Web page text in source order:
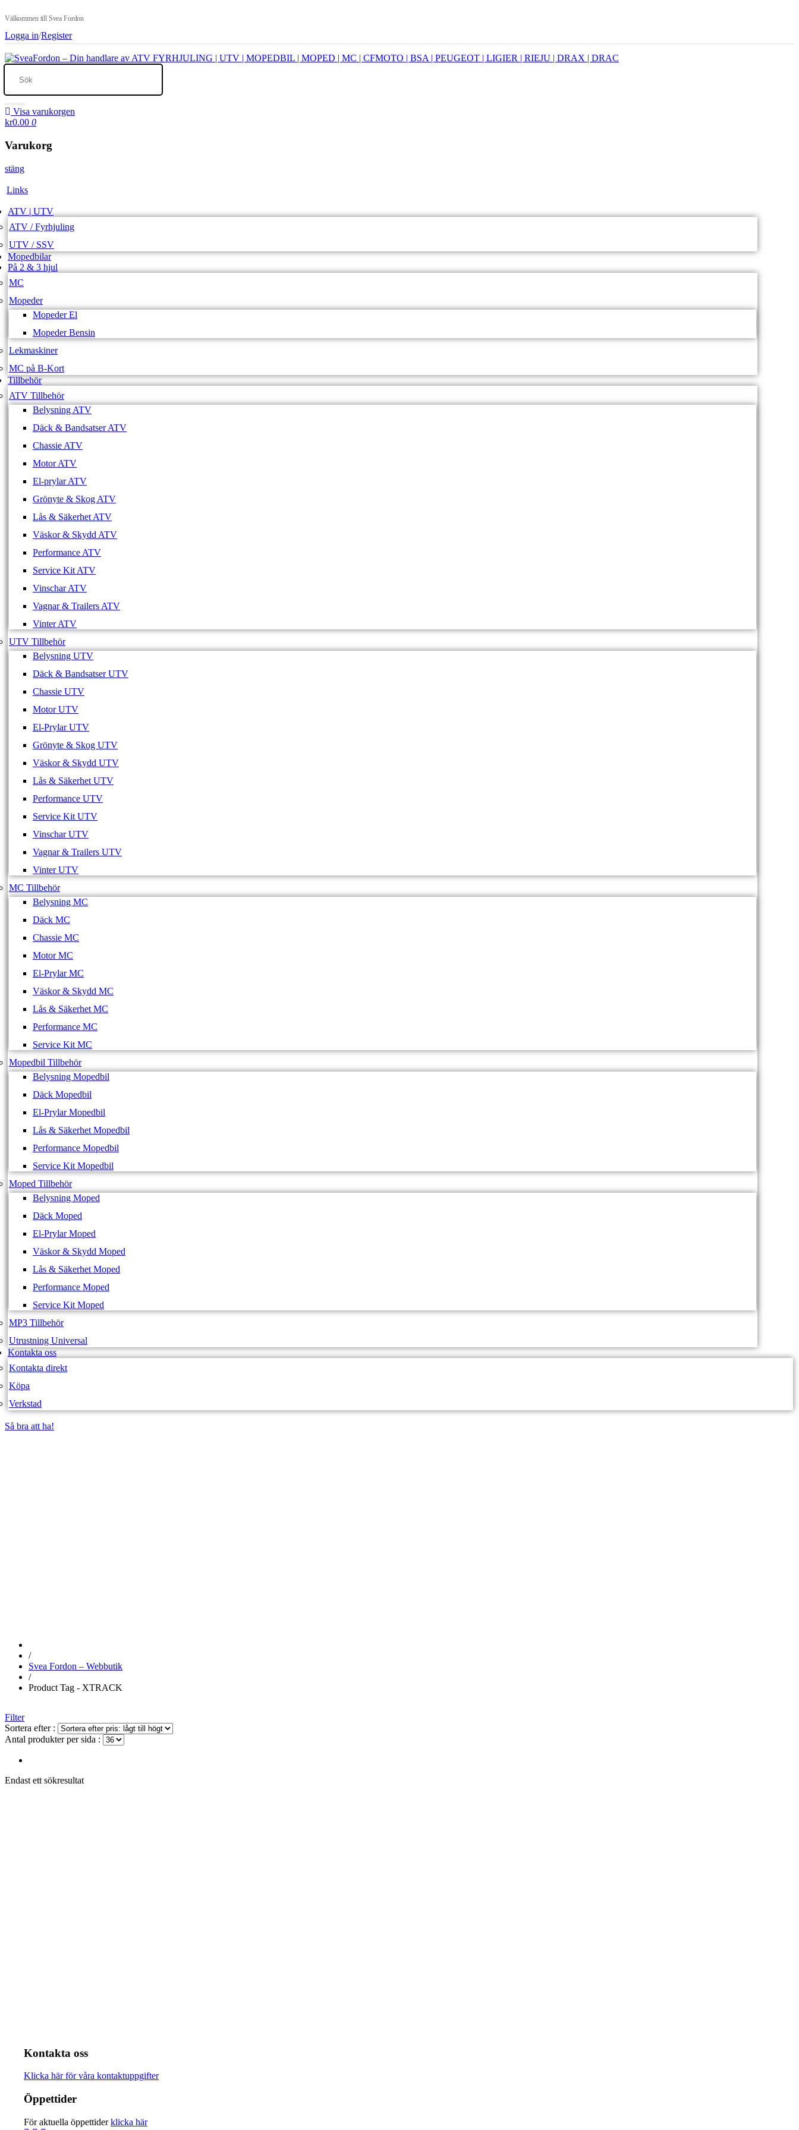
Välkommen till Svea Fordon
Logga in/Register
Visa varukorgen
kr0.00 0
Varukorg
stäng
Links
ATV | UTV
ATV / Fyrhjuling
UTV / SSV
Mopedbilar
På 2 & 3 hjul
MC
Mopeder
Mopeder El
Mopeder Bensin
Lekmaskiner
MC på B-Kort
Tillbehör
ATV Tillbehör
Belysning ATV
Däck & Bandsatser ATV
Chassie ATV
Motor ATV
El-prylar ATV
Grönyte & Skog ATV
Lås & Säkerhet ATV
Väskor & Skydd ATV
Performance ATV
Service Kit ATV
Vinschar ATV
Vagnar & Trailers ATV
Vinter ATV
UTV Tillbehör
Belysning UTV
Däck & Bandsatser UTV
Chassie UTV
Motor UTV
El-Prylar UTV
Grönyte & Skog UTV
Väskor & Skydd UTV
Lås & Säkerhet UTV
Performance UTV
Service Kit UTV
Vinschar UTV
Vagnar & Trailers UTV
Vinter UTV
MC Tillbehör
Belysning MC
Däck MC
Chassie MC
Motor MC
El-Prylar MC
Väskor & Skydd MC
Lås & Säkerhet MC
Performance MC
Service Kit MC
Mopedbil Tillbehör
Belysning Mopedbil
Däck Mopedbil
El-Prylar Mopedbil
Lås & Säkerhet Mopedbil
Performance Mopedbil
Service Kit Mopedbil
Moped Tillbehör
Belysning Moped
Däck Moped
El-Prylar Moped
Väskor & Skydd Moped
Lås & Säkerhet Moped
Performance Moped
Service Kit Moped
MP3 Tillbehör
Utrustning Universal
Kontakta oss
Kontakta direkt
Köpa
Verkstad
Så bra att ha!
/
Svea Fordon – Webbutik
/
Product Tag - XTRACK
Filter
Sortera efter :
Antal produkter per sida :
Endast ett sökresultat
Kontakta oss
Klicka här för våra kontaktuppgifter
Öppettider
För aktuella öppettiderklicka här